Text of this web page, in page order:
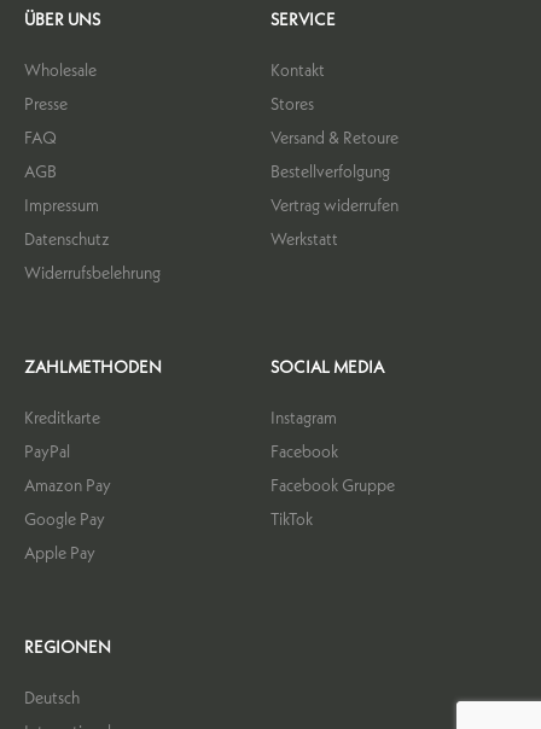
ÜBER UNS
Wholesale
Presse
FAQ
AGB
Impressum
Datenschutz
Widerrufsbelehrung
SERVICE
Kontakt
Stores
Versand & Retoure
Bestellverfolgung
Vertrag widerrufen
Werkstatt
ZAHLMETHODEN
Kreditkarte
PayPal
Amazon Pay
Google Pay
Apple Pay
SOCIAL MEDIA
Instagram
Facebook
Facebook Gruppe
TikTok
REGIONEN
Deutsch